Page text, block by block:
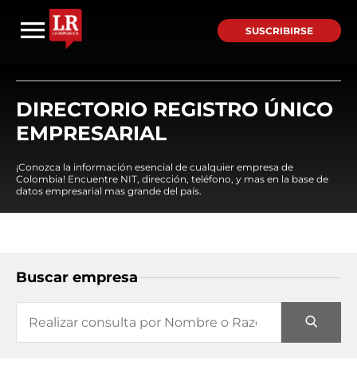
SUSCRIBIRSE
DIRECTORIO REGISTRO ÚNICO
EMPRESARIAL
¡Conozca la información esencial de cualquier empresa de
Colombia! Encuentre NIT, dirección, teléfono, y mas en la base de
datos empresarial mas grande del país.
Buscar empresa